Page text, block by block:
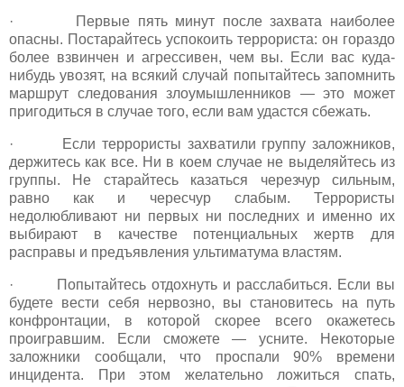
· Первые пять минут после захвата наиболее
опасны. Постарайтесь успокоить террориста: он гораздо
более взвинчен и агрессивен, чем вы. Если вас куда-
нибудь увозят, на всякий случай попытайтесь запомнить
маршрут следования злоумышленников — это может
пригодиться в случае того, если вам удастся сбежать.
· Если террористы захватили группу заложников,
держитесь как все. Ни в коем случае не выделяйтесь из
группы. Не старайтесь казаться черезчур сильным,
равно как и чересчур слабым. Террористы
недолюбливают ни первых ни последних и именно их
выбирают в качестве потенциальных жертв для
расправы и предъявления ультиматума властям.
· Попытайтесь отдохнуть и расслабиться. Если вы
будете вести себя нервозно, вы становитесь на путь
конфронтации, в которой скорее всего окажетесь
проигравшим. Если сможете — усните. Некоторые
заложники сообщали, что проспали 90% времени
инцидента. При этом желательно ложиться спать,